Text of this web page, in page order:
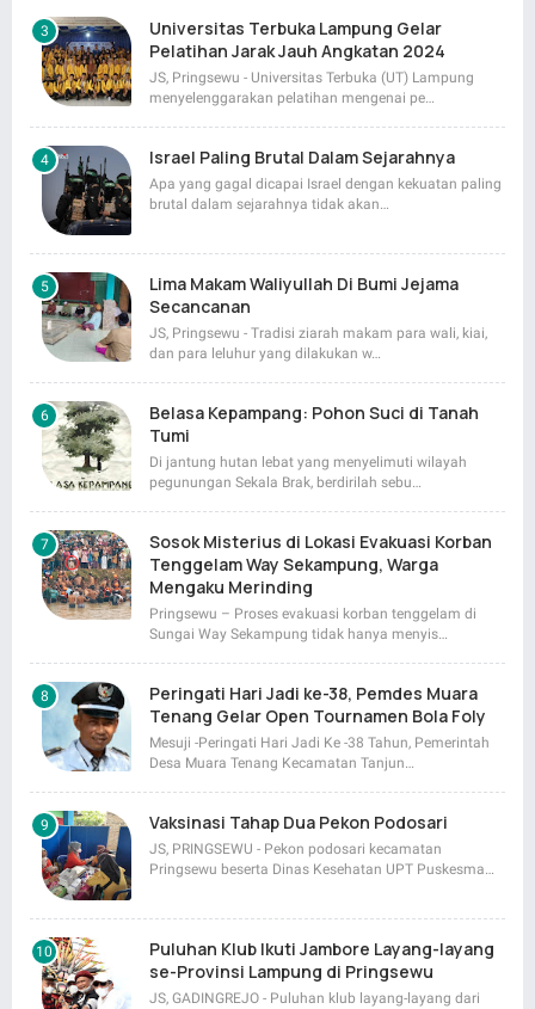
Universitas Terbuka Lampung Gelar
Pelatihan Jarak Jauh Angkatan 2024
JS, Pringsewu - Universitas Terbuka (UT) Lampung
menyelenggarakan pelatihan mengenai pe…
Israel Paling Brutal Dalam Sejarahnya
Apa yang gagal dicapai Israel dengan kekuatan paling
brutal dalam sejarahnya tidak akan…
Lima Makam Waliyullah Di Bumi Jejama
Secancanan
JS, Pringsewu - Tradisi ziarah makam para wali, kiai,
dan para leluhur yang dilakukan w…
Belasa Kepampang: Pohon Suci di Tanah
Tumi
Di jantung hutan lebat yang menyelimuti wilayah
pegunungan Sekala Brak, berdirilah sebu…
Sosok Misterius di Lokasi Evakuasi Korban
Tenggelam Way Sekampung, Warga
Mengaku Merinding
Pringsewu – Proses evakuasi korban tenggelam di
Sungai Way Sekampung tidak hanya menyis…
Peringati Hari Jadi ke-38, Pemdes Muara
Tenang Gelar Open Tournamen Bola Foly
Mesuji -Peringati Hari Jadi Ke -38 Tahun, Pemerintah
Desa Muara Tenang Kecamatan Tanjun…
Vaksinasi Tahap Dua Pekon Podosari
JS, PRINGSEWU - Pekon podosari kecamatan
Pringsewu beserta Dinas Kesehatan UPT Puskesma…
Puluhan Klub Ikuti Jambore Layang-layang
se-Provinsi Lampung di Pringsewu
JS, GADINGREJO - Puluhan klub layang-layang dari